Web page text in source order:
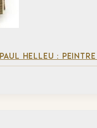
HELLEU :